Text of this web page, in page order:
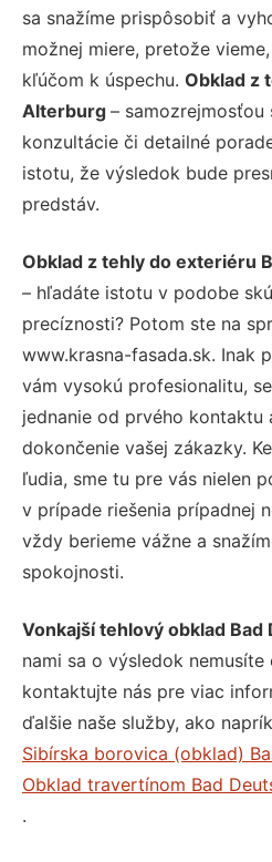
sa snažíme prispôsobiť a
možnej miere, pretože
kľúčom k úspechu. Obklad z
Alterburg – samozrejmosťou
konzultácie či detailné
istotu, že výsledok bude
predstáv.
Obklad z tehly do exteriéru
– hľadáte istotu v podobe
precíznosti? Potom ste na
www.krasna-fasada.sk. Inak
vám vysokú profesionalitu,
jednanie od prvého kontaktu
dokončenie vašej zákazky.
ľudia, sme tu pre vás nielen
v prípade riešenia prípadnej
vždy berieme vážne a
spokojnosti.
Vonkajší tehlový obklad
nami sa o výsledok
kontaktujte nás pre viac
ďalšie naše služby, ako
Sibírska borovica (obklad)
Obklad travertínom Bad
.